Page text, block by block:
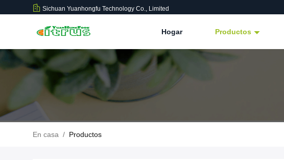
Sichuan Yuanhongfu Technology Co., Limited
Hogar Productos
En casa / Productos